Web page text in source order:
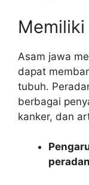
Asam jawa
dapat
tubuh.
berbagai
kanker, dan